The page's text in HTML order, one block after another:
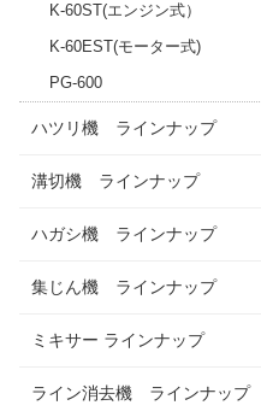
K-60ST(エンジン式）
K-60EST(モーター式)
PG-600
ハツリ機 ラインナップ
溝切機 ラインナップ
ハガシ機 ラインナップ
集じん機 ラインナップ
ミキサー ラインナップ
ライン消去機 ラインナップ